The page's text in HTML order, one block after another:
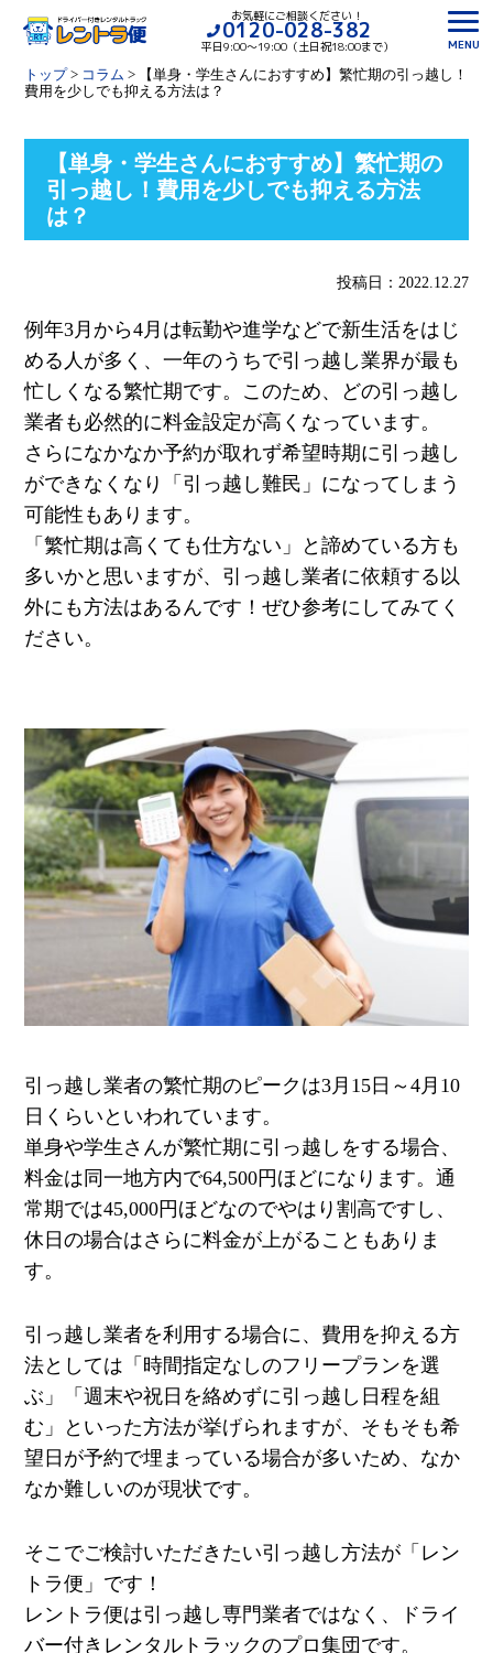
お気軽にご相談ください！
0120-028-382
平日9:00〜19:00（土日祝18:00まで）
MENU
トップ> コラム >
【単身・学生さんにおすすめ】繁忙期の引っ越し！
費用を少しでも抑える方法は？
【単身・学生さんにおすすめ】繁忙期の
引っ越し！費用を少しでも抑える方法
は？
投稿日：2022.12.27
例年3月から4月は転勤や進学などで新生活をはじ
める人が多く、一年のうちで引っ越し業界が最も
忙しくなる繁忙期です。このため、どの引っ越し
業者も必然的に料金設定が高くなっています。
さらになかなか予約が取れず希望時期に引っ越し
ができなくなり「引っ越し難民」になってしまう
可能性もあります。
「繁忙期は高くても仕方ない」と諦めている方も
多いかと思いますが、引っ越し業者に依頼する以
外にも方法はあるんです！ぜひ参考にしてみてく
ださい。
引っ越し業者の繁忙期のピークは3月 15日～ 4月 10
日くらいといわれています。
単身や学生さんが繁忙期に引っ越しをする場合、
料金は同一地方内で64,500円ほどになります。通
常期では45,000円ほどなのでやはり割高ですし、
休日の場合はさらに料金が上がることもありま
す。
引っ越し業者を利用する場合に、費用を抑える方
法としては「時間指定なしのフリープランを選
ぶ」「週末や祝日を絡めずに引っ越し日程を組
む」といった方法が挙げられますが、そもそも希
望日が予約で埋まっている場合が多いため、なか
なか難しいのが現状です。
そこでご検討いただきたい引っ越し方法が「レン
トラ便」です！
レントラ便は引っ越し専門業者ではなく、ドライ
バー付きレンタルトラックのプロ集団です。